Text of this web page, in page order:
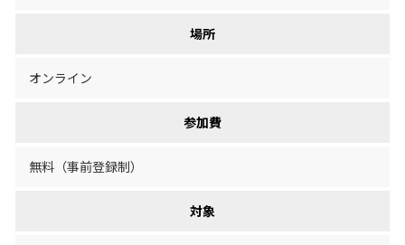
場所
オンライン
参加費
無料（事前登録制）
対象